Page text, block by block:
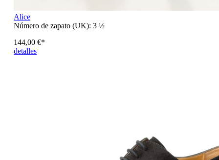
Alice
Número de zapato (UK): 3 ½
144,00 €*
detalles